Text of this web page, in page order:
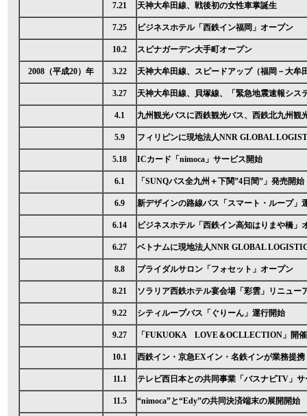
7.21 天神大牟田線、戦後初の女性車掌誕生
7.25 ビジネスホテル「西鉄イン福岡」オープン
10.2 スピナガーデン大手町オープン
2008（平成20）年 3.22 天神大牟田線、スピードアップ（福岡－大牟
3.27 天神大牟田線、貝塚線、「緊急地震速報シス
4.1 九州観光バスに西鉄観光バス、西鉄北九州
5.9 フィリピンに現地法人NNR GLOBAL
5.18 ICカード「nimoca」サービス開始
6.1 「SUNQパス全九州＋下関”4日間”」発売開始
6.9 新デザインの路線バス「スマート・ループ」
6.14 ビジネスホテル「西鉄イン高知はりまや橋」
6.27 ベトナムに現地法人NNR GLOBAL
8.8 ブライダルサロン「フォセット」オープン
8.21 ソラリア西鉄ホテル宴会場「彩雲」リニュー
9.22 シティループバス「ぐりーん」運行開始
9.27 「FUKUOKA LOVE＆OCLLECTION」開催
10.1 西鉄イン・京急EXイン・名鉄インが業務提携
11.1 テレビ西日本との共同事業「バスナビTV」サ
11.5 “nimoca”と“Edy”の共同決済端末の展開開始